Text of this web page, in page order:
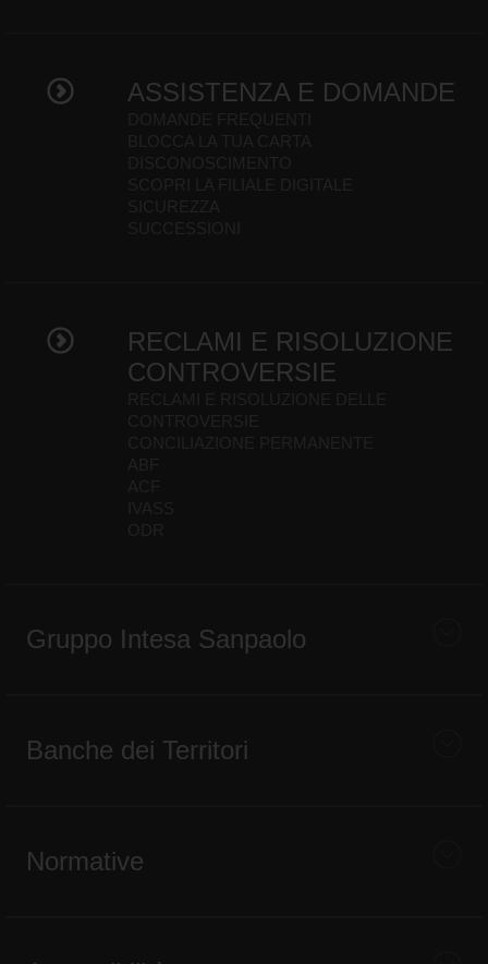
ASSISTENZA E DOMANDE
RECLAMI E RISOLUZIONE
CONTROVERSIE
Gruppo Intesa Sanpaolo
Banche dei Territori
Normative